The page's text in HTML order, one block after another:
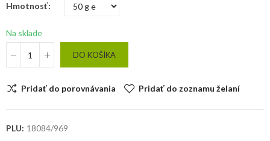
Hmotnosť
Na sklade
DO KOŠÍKA
Pridať do porovnávania Pridať do zoznamu želaní
PLU: 18084/969